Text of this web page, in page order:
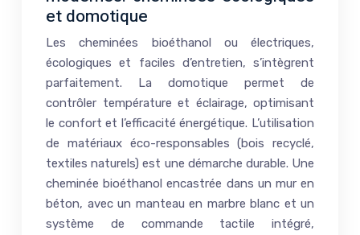
et domotique
Les cheminées bioéthanol ou électriques,
écologiques et faciles d’entretien, s’intègrent
parfaitement. La domotique permet de
contrôler température et éclairage, optimisant
le confort et l’efficacité énergétique. L’utilisation
de matériaux éco-responsables (bois recyclé,
textiles naturels) est une démarche durable. Une
cheminée bioéthanol encastrée dans un mur en
béton, avec un manteau en marbre blanc et un
système de commande tactile intégré,